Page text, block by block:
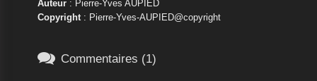
Auteur: Pierre-Yves AUPIED
Copyright: Pierre-Yves-AUPIED@copyright
 Commentaires (1)